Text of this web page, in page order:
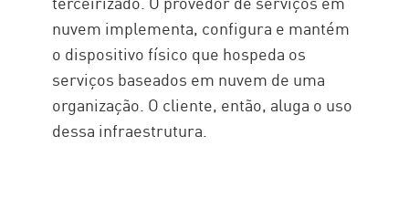
nuvem implementa, configura e mantém
o dispositivo físico que hospeda os
serviços baseados em nuvem de uma
organização. O cliente, então, aluga o uso
dessa infraestrutura.